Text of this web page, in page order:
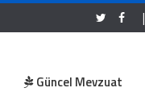
|
Güncel Mevzuat